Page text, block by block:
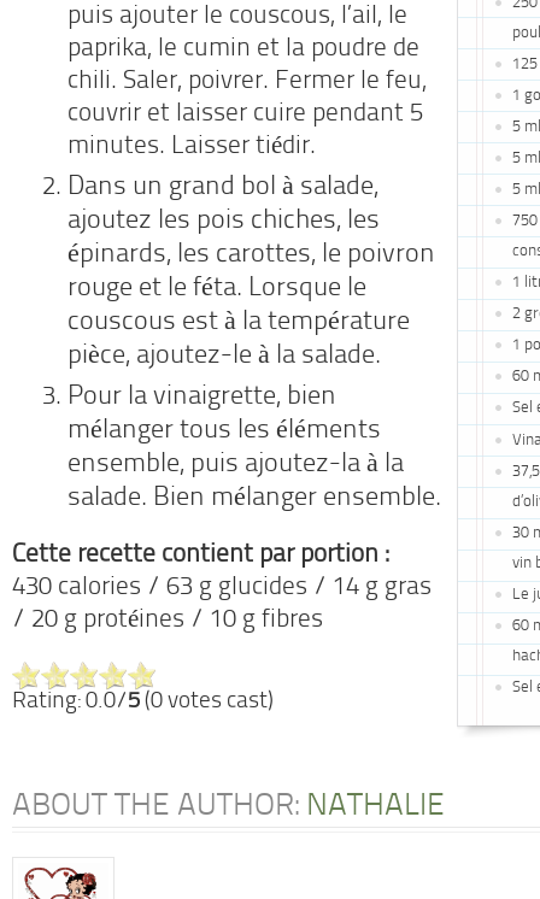
1
5
5
5
750
1
2
1
60
Sel
30
vin
Le
60
Sel
puis ajouter le couscous, l’ail, le
paprika, le cumin et la poudre de
chili. Saler, poivrer. Fermer le feu,
couvrir et laisser cuire pendant 5
minutes. Laisser tiédir.
Dans un grand bol à salade,
ajoutez les pois chiches, les
épinards, les carottes, le poivron
rouge et le féta. Lorsque le
couscous est à la température
pièce, ajoutez-le à la salade.
Pour la vinaigrette, bien
mélanger tous les éléments
ensemble, puis ajoutez-la à la
salade. Bien mélanger ensemble.
Cette recette contient par portion :
430 calories / 63 g glucides / 14 g gras
/ 20 g protéines / 10 g fibres
Rating: 0.0/5 (0 votes cast)
ABOUT THE AUTHOR: NATHALIE